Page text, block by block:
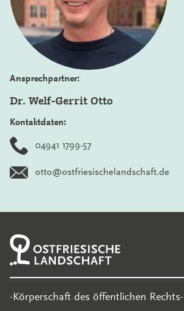
Ansprechpartner:
Dr. Welf-Gerrit Otto
Kontaktdaten:
04941 1799-57
otto@ostfriesischelandschaft.de
-Körperschaft des öffentlichen Rechts-